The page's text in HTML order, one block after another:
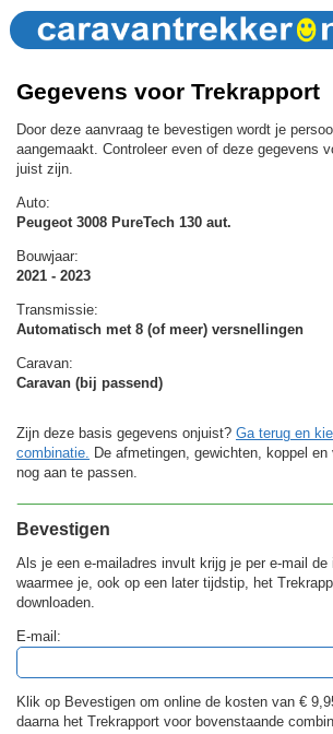
Gegevens voor Trekrapport
Door deze aanvraag te bevestigen wordt je
aangemaakt. Controleer even of deze gegevens
juist zijn.
Auto:
Peugeot 3008 PureTech 130 aut.
Bouwjaar:
2021 - 2023
Transmissie:
Automatisch met 8 (of meer) versnellingen
Caravan:
Caravan (bij passend)
Zijn deze basis gegevens onjuist? Ga terug en
combinatie. De afmetingen, gewichten, koppel
nog aan te passen.
Bevestigen
Als je een e-mailadres invult krijg je per e-mail de
waarmee je, ook op een later tijdstip, het
downloaden.
E-mail:
Klik op Bevestigen om online de kosten van €
daarna het Trekrapport voor bovenstaande